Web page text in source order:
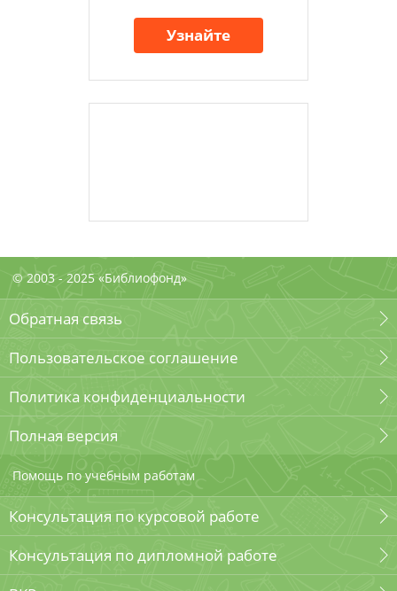
Узнайте
© 2003 - 2025 «Библиофонд»
Обратная связь
Пользовательское соглашение
Политика конфиденциальности
Полная версия
Помощь по учебным работам
Консультация по курсовой работе
Консультация по дипломной работе